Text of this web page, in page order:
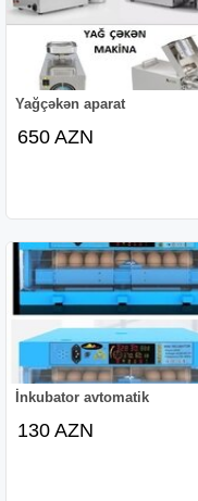
Yağçəkən aparat
650 AZN
İnkubator avtomatik
130 AZN